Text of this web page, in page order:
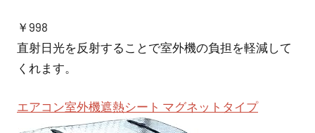
￥998
直射日光を反射することで室外機の負担を軽減して
くれます。
エアコン室外機遮熱シート マグネットタイプ